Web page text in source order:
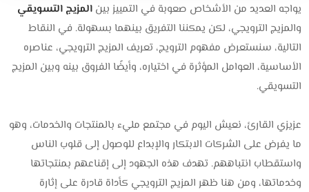
يواجه العديد من الأشخاص صعوبة في التمييز بينالمزيج التسويقي
والمزيج الترويجي، لكن يمكننا التفريق بينهما بسهولة. في النقاط
التالية، سنستعرض مفهوم الترويج، تعريف المزيج الترويجي، عناصره
الأساسية، العوامل المؤثرة في اختياره، وأيضًا الفروق بينه وبين المزيج
التسويقي.
عزيزي القارئ، نعيش اليوم في مجتمع مليء بالمنتجات والخدمات، وهو
ما يفرض على الشركات الابتكار والإبداع للوصول إلى قلوب الناس
واستقطاب انتباههم. تهدف هذه الجهود إلى إقناعهم بمنتجاتها
وخدماتها، ومن هنا ظهر المزيج الترويجي كأداة قادرة على إثارة